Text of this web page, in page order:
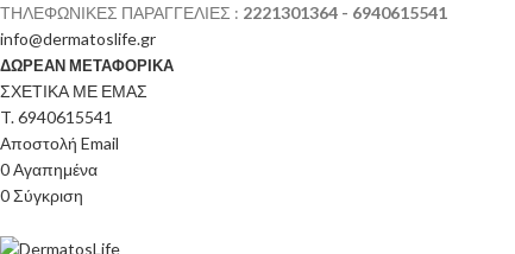
ΤΗΛΕΦΩΝΙΚΕΣ ΠΑΡΑΓΓΕΛΙΕΣ : 2221301364 - 6940615541
info@dermatoslife.gr
ΔΩΡΕΑΝ ΜΕΤΑΦΟΡΙΚΑ
ΣΧΕΤΙΚΑ ΜΕ ΕΜΑΣ
T. 6940615541
Αποστολή Email
0Αγαπημένα
0Σύγκριση